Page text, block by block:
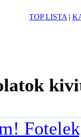
TOP LISTA |